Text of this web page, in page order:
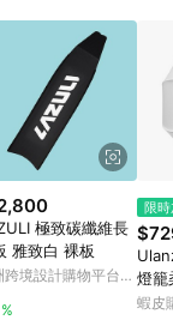
如
他網頁、或
追蹤中斷而
、顏色、價
標示為準。
逾期訂單將
條款與法律
極致碳纖維長
雅致白 裸板
跨境設計購物平台
限
燈籠
口 出光均勻 柔和光效
蝦皮